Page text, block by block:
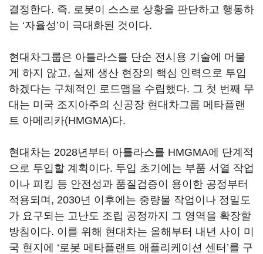
결정한다. 즉, 로봇이 스스로 상황을 판단하고 행동하
는 ‘자율성’이 극대화된 것이다.
현대차그룹은 아틀라스를 단순 전시용 기술에 머물
게 하지 않고, 실제 생산 현장의 핵심 인력으로 투입
하겠다는 구체적인 로드맵을 수립했다. 그 첫 번째 무
대는 미국 조지아주의 신공장 현대차그룹 메타플랜
트 아메리카(HMGMA)다.
현대차는 2028년부터 아틀라스를 HMGMA에 단계적
으로 투입할 계획이다. 투입 초기에는 부품 서열 작업
이나 피킹 등 안전성과 품질검증이 용이한 공정부터
적용되며, 2030년 이후에는 중량물 작업이나 정밀도
가 요구되는 고난도 조립 공정까지 그 영역을 확장할
방침이다. 이를 위해 현대차는 올해부터 내년 사이 미
국 현지에 ‘로봇 메타플랜트 애플리케이션 센터’를 구